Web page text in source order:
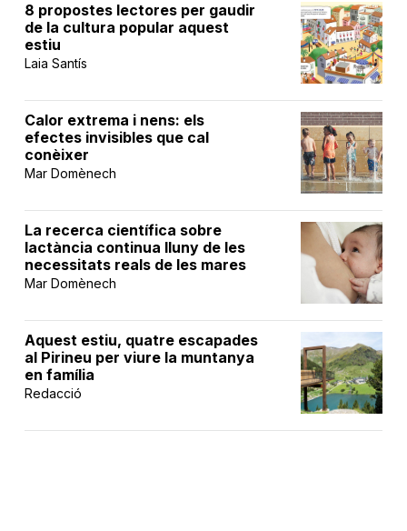
8 propostes lectores per gaudir
de la cultura popular aquest
estiu
Laia Santís
Calor extrema i nens: els
efectes invisibles que cal
conèixer
Mar Domènech
La recerca científica sobre
lactància continua lluny de les
necessitats reals de les mares
Mar Domènech
Aquest estiu, quatre escapades
al Pirineu per viure la muntanya
en família
Redacció